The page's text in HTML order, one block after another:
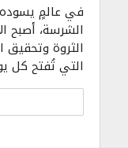
في عالمٍ
الشرسة، أصبح
الثروة وتحقيق
التي تُفتح كل